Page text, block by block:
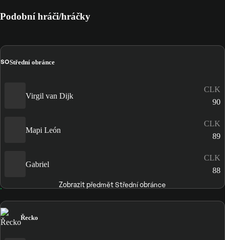
Podobní hráči/hráčky
SOStřední obránce
Virgil van Dijk
CLK
90
Mapi León
CLK
89
Gabriel
CLK
88
Zobrazit předmět Střední obránce
Řecko